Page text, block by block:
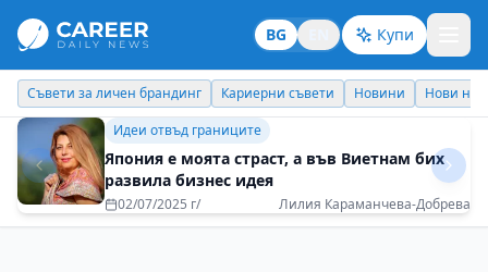
BG Купи
Кариерни съвети Новини Нови назначения Днес празнува
Идеи отвъд границите
Мисленето на всеки един от нас се променя
при досега с нова култура
08/07/2025 г/ Ирена Комитова